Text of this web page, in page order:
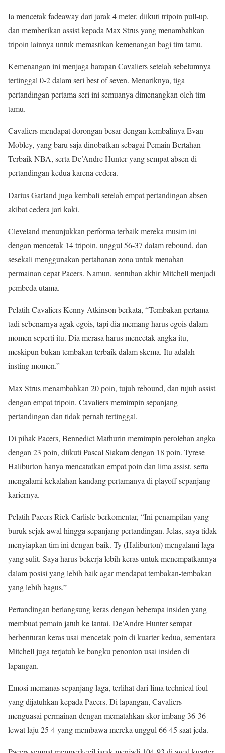
Ia mencetak fadeaway dari jarak 4 meter, diikuti tripoin pull-up,
dan memberikan assist kepada Max Strus yang menambahkan
tripoin lainnya untuk memastikan kemenangan bagi tim tamu.
Kemenangan ini menjaga harapan Cavaliers setelah sebelumnya
tertinggal 0-2 dalam seri best of seven. Menariknya, tiga
pertandingan pertama seri ini semuanya dimenangkan oleh tim
tamu.
Cavaliers mendapat dorongan besar dengan kembalinya Evan
Mobley, yang baru saja dinobatkan sebagai Pemain Bertahan
Terbaik NBA, serta De’Andre Hunter yang sempat absen di
pertandingan kedua karena cedera.
Darius Garland juga kembali setelah empat pertandingan absen
akibat cedera jari kaki.
Cleveland menunjukkan performa terbaik mereka musim ini
dengan mencetak 14 tripoin, unggul 56-37 dalam rebound, dan
sesekali menggunakan pertahanan zona untuk menahan
permainan cepat Pacers. Namun, sentuhan akhir Mitchell menjadi
pembeda utama.
Pelatih Cavaliers Kenny Atkinson berkata, “Tembakan pertama
tadi sebenarnya agak egois, tapi dia memang harus egois dalam
momen seperti itu. Dia merasa harus mencetak angka itu,
meskipun bukan tembakan terbaik dalam skema. Itu adalah
insting momen.”
Max Strus menambahkan 20 poin, tujuh rebound, dan tujuh assist
dengan empat tripoin. Cavaliers memimpin sepanjang
pertandingan dan tidak pernah tertinggal.
Di pihak Pacers, Bennedict Mathurin memimpin perolehan angka
dengan 23 poin, diikuti Pascal Siakam dengan 18 poin. Tyrese
Haliburton hanya mencatatkan empat poin dan lima assist, serta
mengalami kekalahan kandang pertamanya di playoff sepanjang
kariernya.
Pelatih Pacers Rick Carlisle berkomentar, “Ini penampilan yang
buruk sejak awal hingga sepanjang pertandingan. Jelas, saya tidak
menyiapkan tim ini dengan baik. Ty (Haliburton) mengalami laga
yang sulit. Saya harus bekerja lebih keras untuk menempatkannya
dalam posisi yang lebih baik agar mendapat tembakan-tembakan
yang lebih bagus.”
Pertandingan berlangsung keras dengan beberapa insiden yang
membuat pemain jatuh ke lantai. De’Andre Hunter sempat
berbenturan keras usai mencetak poin di kuarter kedua, sementara
Mitchell juga terjatuh ke bangku penonton usai insiden di
lapangan.
Emosi memanas sepanjang laga, terlihat dari lima technical foul
yang dijatuhkan kepada Pacers. Di lapangan, Cavaliers
menguasai permainan dengan mematahkan skor imbang 36-36
lewat laju 25-4 yang membawa mereka unggul 66-45 saat jeda.